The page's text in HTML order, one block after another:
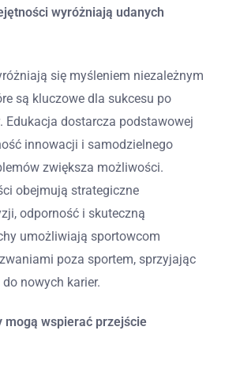
wyróżniają udanych
się myśleniem niezależnym
są kluczowe dla sukcesu po
Edukacja dostarcza podstawowej
innowacji i samodzielnego
zwiększa możliwości.
obejmują strategiczne
odporność i skuteczną
umożliwiają sportowcom
poza sportem, sprzyjając
nowych karier.
mogą wspierać przejście